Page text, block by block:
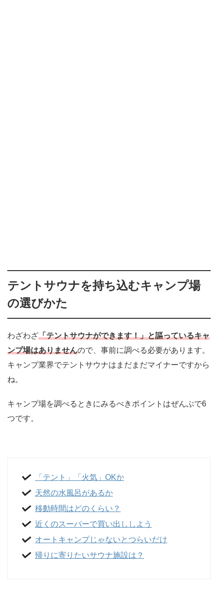
テントサウナを持ち込むキャンプ場
の選びかた
わざわざ「テントサウナができます！」と謳っているキャ
ンプ場はありませんので、事前に調べる必要があります。
キャンプ業界でテントサウナはまだまだマイナーですから
ね。
キャンプ場を調べるときにみるべきポイントはぜんぶで6
つです。
「テント」「火気」OKか
天然の水風呂があるか
移動時間はどのくらい？
近くのスーパーで買い出ししよう
オートキャンプじゃないとつらいだけ
帰りに寄りたいサウナ施設は？